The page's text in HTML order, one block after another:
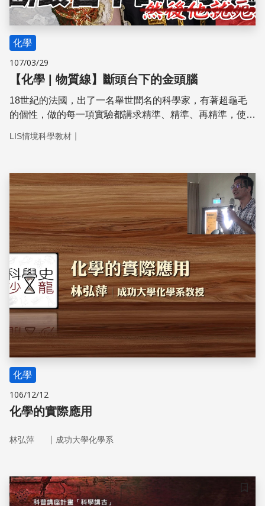
化學
107/03/29
【化學 | 物質線】斷頭台下的金頭腦
18世紀的法國，出了一名舉世聞名的科學家，有著超龜毛
的個性，做的每一項實驗都講求­精準、精準、再精準，使他
他，卻面臨了人生最大的劫難⋯⋯
LIS情境科學教材 ｜
儲存
化學
106/12/12
化學的實際應用
林弘萍 ｜ 成功大學化學系
儲存